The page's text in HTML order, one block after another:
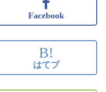
Facebook
B!
はてブ